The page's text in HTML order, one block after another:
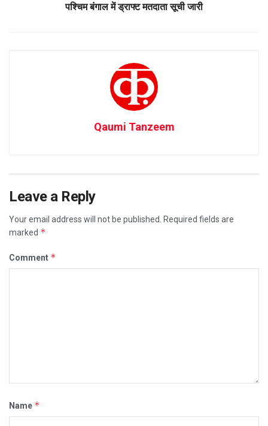
पश्चिम बंगाल में ड्राफ्ट मतदाता सूची जारी
Qaumi Tanzeem
Leave a Reply
Your email address will not be published. Required fields are
marked *
Comment *
Name *